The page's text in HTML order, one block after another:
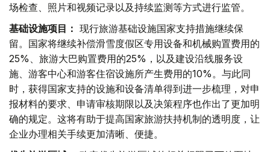
场检查、照片和视频记录以及持续监测等方式进行监管。
基础设施项目： 现行旅游基础设施国家支持措施继续保
留。国家将继续补偿滑雪度假区专用设备和机械购置费用的
25%、旅游大巴购置费用的25%，以及建设沿线服务设
施、游客中心和游客住宿设施所产生费用的10%。与此同
时，获得国家支持的设施和设备清单得到进一步梳理，对申
报材料的要求、申请审核期限以及决策程序也作出了更加明
确的规定。这将有助于提高国家旅游扶持机制的透明度，让
企业办理相关手续更加清晰、便捷。